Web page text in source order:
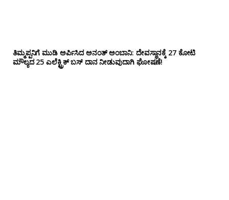
ತಿಮ್ಮಪ್ಪನಿಗೆ ಮುಡಿ ಅರ್ಪಿಸಿದ ಅನಂತ್ ಅಂಬಾನಿ: ದೇವಸ್ಥಾನಕ್ಕೆ 27 ಕೋಟಿ
ಮೌಲ್ಯದ 25 ಎಲೆಕ್ಟ್ರಿಕ್ ಬಸ್ ದಾನ ನೀಡುವುದಾಗಿ ಘೋಷಣೆ!